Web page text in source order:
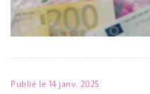
Publié le 14 janv. 2025